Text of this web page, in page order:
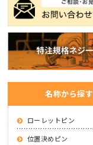
名称から探す
ローレットピン
位置決めピン